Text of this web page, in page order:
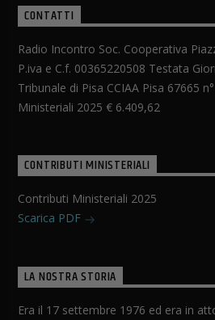
CONTATTI
Radio Incontro Soc. Cooperativa
P.iva e C.f. 00365220508 Testata
Tribunale di Pisa CCIAA Pisa 67665
Ministeriali 2025 € 6.409,62
CONTRIBUTI MINISTERIALI
Contributi Ministeriali 2025
Scarica PDF
LA NOSTRA STORIA
Era il 17 settembre 1976 ed era in